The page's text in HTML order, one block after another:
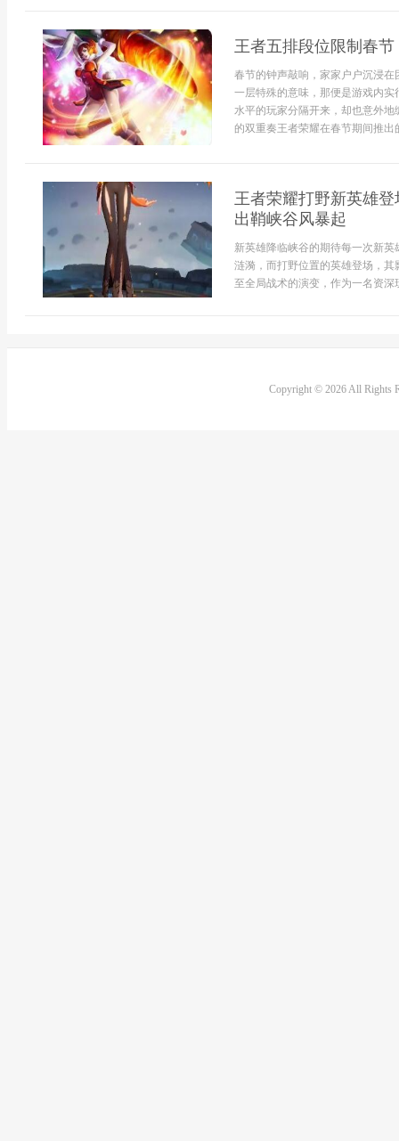
王者五排段位限制春
春节的钟声敲响，家家户户沉浸
一层特殊的意味，那便是游戏内
水平的玩家分隔开来，却也意外
的双重奏王者荣耀在春节期间推出
王者荣耀打野新英雄
出鞘峡谷风暴起
新英雄降临峡谷的期待每一次新
涟漪，而打野位置的英雄登场，
至全局战术的演变，作为一名资深
Copyright © 2026 All Rights